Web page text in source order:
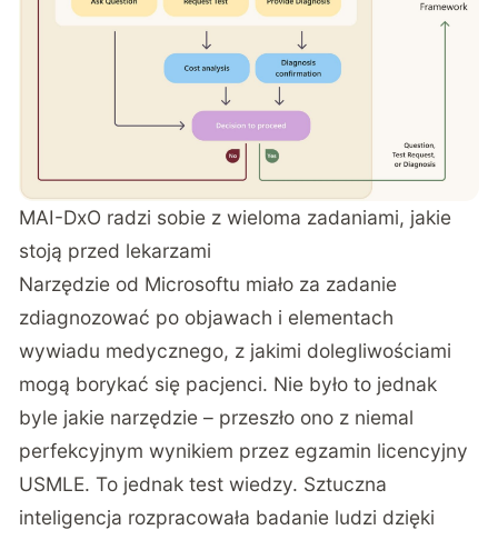
MAI-DxO radzi sobie z wieloma zadaniami, jakie
stoją przed lekarzami
Narzędzie od Microsoftu miało za zadanie
zdiagnozować po objawach i elementach
wywiadu medycznego, z jakimi dolegliwościami
mogą borykać się pacjenci. Nie było to jednak
byle jakie narzędzie – przeszło ono z niemal
perfekcyjnym wynikiem przez egzamin licencyjny
USMLE. To jednak test wiedzy. Sztuczna
inteligencja rozpracowała badanie ludzi dzięki